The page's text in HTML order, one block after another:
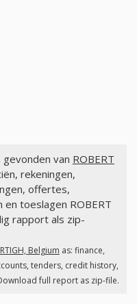
van ROBERT
rekeningen,
offertes,
toeslagen ROBERT
rapport als zip-
Belgium as: finance,
tenders, credit history,
full report as zip-file.